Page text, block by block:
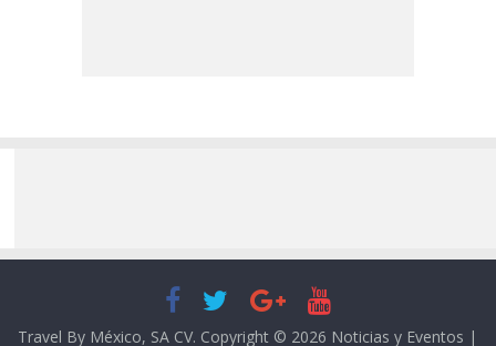
Travel By México, SA CV. Copyright © 2026 Noticias y Eventos |